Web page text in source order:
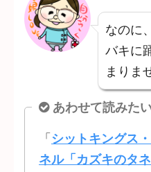
なのに
バキに
まりま
あわせて読みた
「 シットキングス
ネル「カズキのタ